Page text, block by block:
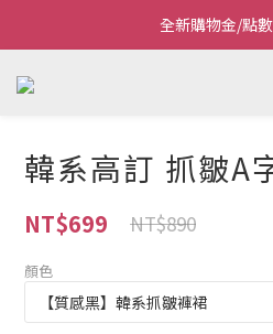
Welcome~私
Welcome~私
點我看全新
Welcome~私
韓系高訂 抓皺A
NT$699 NT$890
顏色